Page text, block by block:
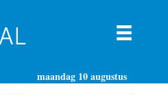
maandag 10 augustus